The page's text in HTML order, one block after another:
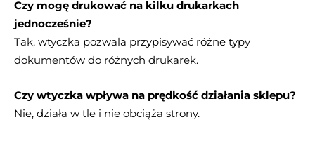
Czy mogę drukować na kilku drukarkach
jednocześnie?
Tak, wtyczka pozwala przypisywać różne typy
dokumentów do różnych drukarek.
Czy wtyczka wpływa na prędkość działania sklepu?
Nie, działa w tle i nie obciąża strony.